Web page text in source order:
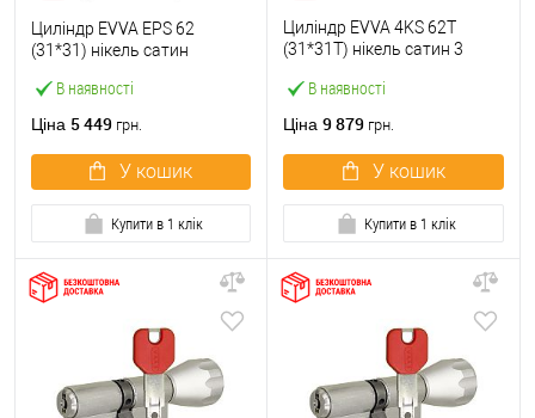
В наявності
Циліндр EVVA EPS 62
(31*31) нікель сатин
Ціна 5 449 грн.
У кошик
Купити в 1 клік
В наявності
Циліндр EVVA 4KS 62T
(31*31T) нікель сатин 3
Ціна 9 879 грн.
У кошик
Купити в 1 клік